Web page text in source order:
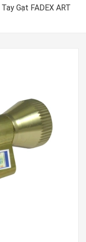
Gạt FADEX ART